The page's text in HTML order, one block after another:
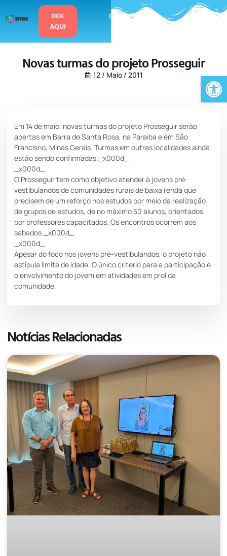
DOE
AQUI
Novas turmas do projeto Prosseguir
12 / Maio / 2011
Em 14 de maio, novas turmas do projeto Prosseguir serão
abertas em Barra de Santa Rosa, na Paraíba e em São
Francisno, Minas Gerais. Turmas em outras localidades ainda
estão sendo confirmadas._x000d_
_x000d_
O Prosseguir tem como objetivo atender à jovens pré-
vestibulandos de comunidades rurais de baixa renda que
precisem de um reforço nos estudos por meio da realização
de grupos de estudos, de no máximo 50 alunos, orientados
por professores capacitados. Os encontros ocorrem aos
sábados._x000d_
_x000d_
Apesar do foco nos jovens pré-vestibulandos, o projeto não
estipula limite de idade. O único critério para a participação é
o envolvimento do jovem em atividades em prol da
comunidade.
Notícias Relacionadas